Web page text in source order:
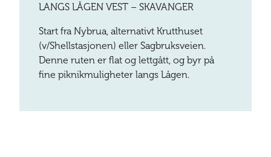
LANGS LÅGEN VEST – SKAVANGER
Start fra Nybrua, alternativt Krutthuset
(v/Shellstasjonen) eller Sagbruksveien.
Denne ruten er flat og lettgått, og byr på
fine piknikmuligheter langs Lågen.